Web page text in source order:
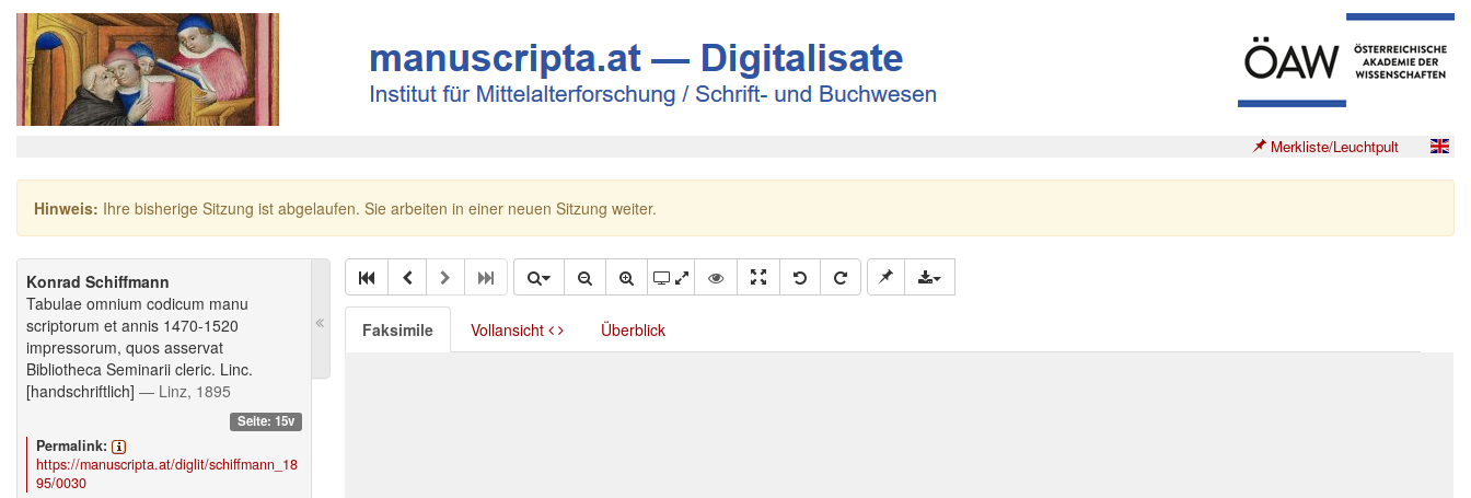
Merkliste/Leuchtpult
Hinweis: Ihre bisherige Sitzung ist abgelaufen. Sie arbeiten in einer neuen Sitzung weiter.
Konrad Schiffmann
Tabulae omnium codicum manu
scriptorum et annis 1470-1520
impressorum, quos asservat
Bibliotheca Seminarii cleric. Linc.
[handschriftlich] — Linz, 1895
Seite: 15v
Permalink:
https://manuscripta.at/diglit/schiffmann_18
95/0030
Faksimile Vollansicht Überblick